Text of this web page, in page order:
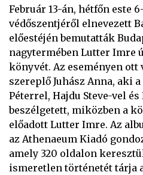
Február 13-án, hétfőn este
védőszentjéről elnevezett
előestéjén bemutatták
nagytermében Lutter Imre
könyvét. Az eseményen ott
szereplő Juhász Anna, aki
Péterrel, Hajdu Steve-vel
beszélgetett, miközben a
előadott Lutter Imre. Az
az Athenaeum Kiadó
amely 320 oldalon
ismeretlen történetét tárja